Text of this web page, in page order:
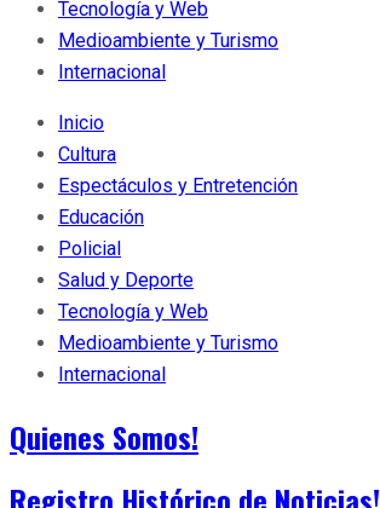
Tecnología y Web
Medioambiente y Turismo
Internacional
Inicio
Cultura
Espectáculos y Entretención
Educación
Policial
Salud y Deporte
Tecnología y Web
Medioambiente y Turismo
Internacional
Quienes Somos!